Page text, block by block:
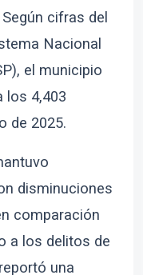
cifras del
Nacional
el municipio
los 4,403
de 2025.
disminuciones
comparación
a los delitos de
una